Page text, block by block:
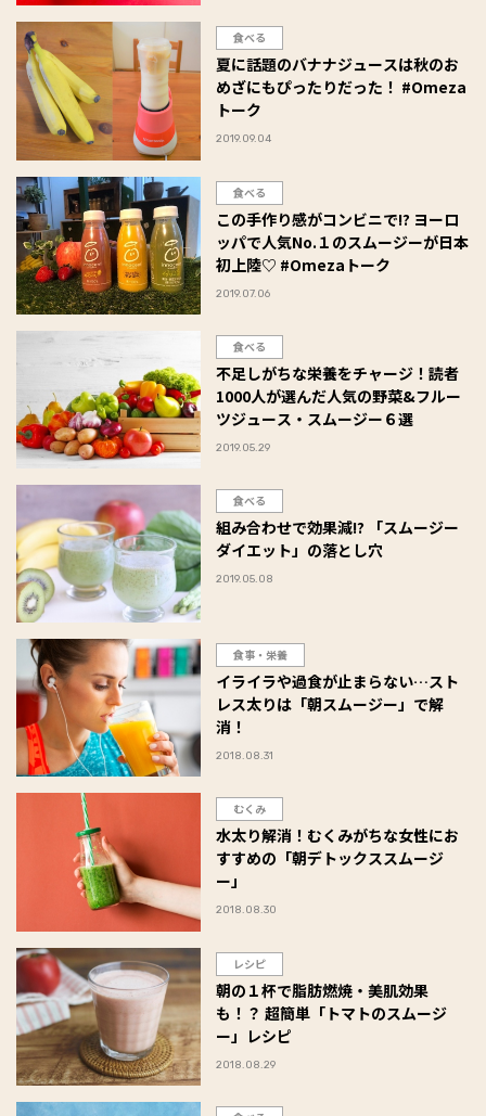
食べる
夏に話題のバナナジュースは秋のお
めざにもぴったりだった！ #Omeza
トーク
2019.09.04
食べる
この手作り感がコンビニで!? ヨーロ
ッパで人気No.１のスムージーが日本
初上陸♡ #Omezaトーク
2019.07.06
食べる
不足しがちな栄養をチャージ！読者
1000人が選んだ人気の野菜&フルー
ツジュース・スムージー６選
2019.05.29
食べる
組み合わせで効果減!? 「スムージー
ダイエット」の落とし穴
2019.05.08
食事・栄養
イライラや過食が止まらない…スト
レス太りは「朝スムージー」で解
消！
2018.08.31
むくみ
水太り解消！むくみがちな女性にお
すすめの「朝デトックススムージ
ー」
2018.08.30
レシピ
朝の１杯で脂肪燃焼・美肌効果
も！？ 超簡単「トマトのスムージ
ー」レシピ
2018.08.29